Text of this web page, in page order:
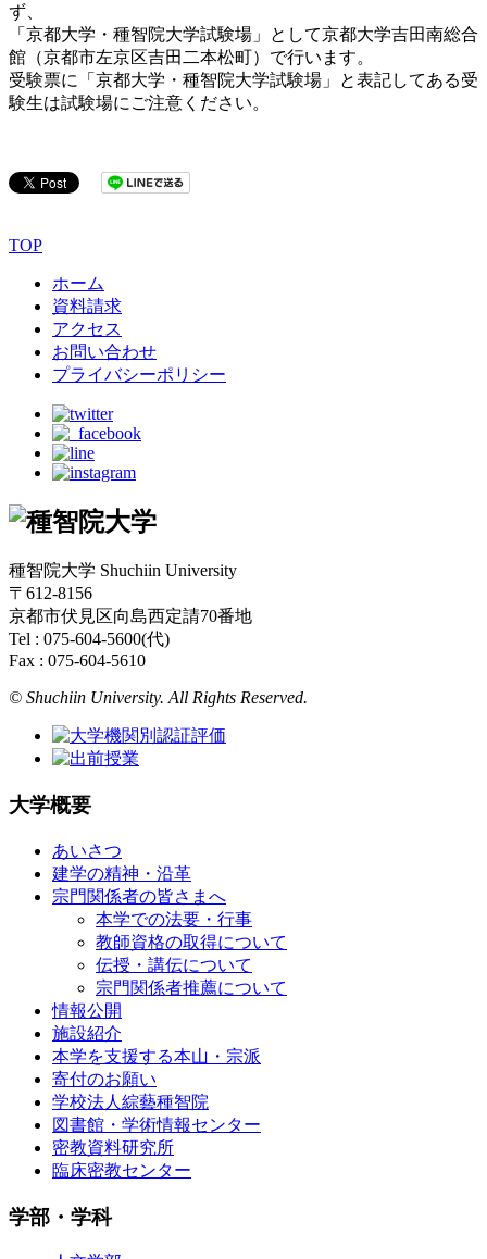
ず、
「京都大学・種智院大学試験場」として京都大学吉田南総合
館（京都市左京区吉田二本松町）で行います。
受験票に「京都大学・種智院大学試験場」と表記してある受
験生は試験場にご注意ください。
TOP
ホーム
資料請求
アクセス
お問い合わせ
プライバシーポリシー
種智院大学 Shuchiin University
〒612-8156
京都市伏見区向島西定請70番地
Tel : 075-604-5600(代)
Fax : 075-604-5610
© Shuchiin University. All Rights Reserved.
大学概要
あいさつ
建学の精神・沿革
宗門関係者の皆さまへ
本学での法要・行事
教師資格の取得について
伝授・講伝について
宗門関係者推薦について
情報公開
施設紹介
本学を支援する本山・宗派
寄付のお願い
学校法人綜藝種智院
図書館・学術情報センター
密教資料研究所
臨床密教センター
学部・学科